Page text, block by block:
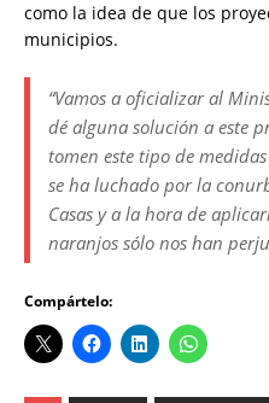
como la idea de que los
municipios.
“Vamos a oficializar al
dé alguna solución a este
tomen este tipo de
se ha luchado por la
Casas y a la hora de
naranjos sólo nos han
Compártelo: